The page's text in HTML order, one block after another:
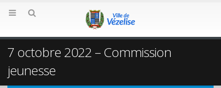
7 octobre 2022 – Commission
jeunesse